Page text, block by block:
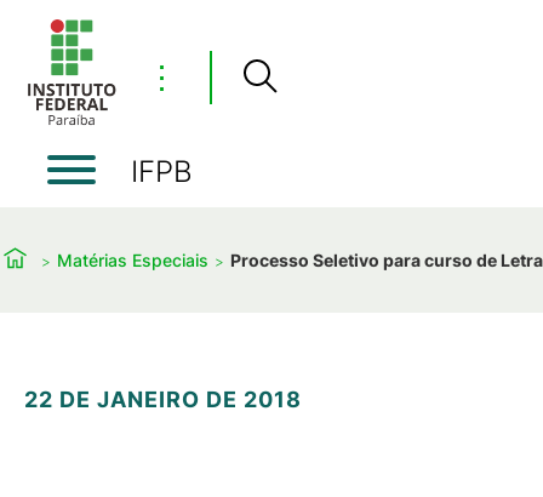
⋮
IFPB
Matérias Especiais Processo Seletivo para curso de
22 DE JANEIRO DE 2018